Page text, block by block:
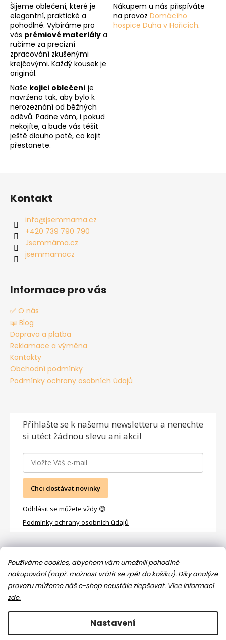
Používáme cookies, abychom vám umožnili pohodlné
nakupování (např. možnost vrátit se zpět do košíku). Díky analýze
provozu můžeme náš e-shop neustále zlepšovat. Více informací
zde.
Nastavení
Šijeme oblečení, které je
elegantní, praktické a
pohodlné. Vybíráme pro
vás prémiové materiály a
ručíme za precizní
zpracování zkušenými
krejčovými. Každý kousek je
originál.
Naše kojicí oblečení je
navrženo tak, aby bylo k
nerozeznání od běžných
oděvů. Padne vám, i pokud
nekojíte, a bude vás těšit
ještě dlouho poté, co kojit
přestanete.
Nákupem u nás přispíváte
na provoz Domácího
hospice Duha v Hořicích.
Z
Kontakt
info@jsemmama.cz
+420 739 790 790
Jsemmáma.cz
jsemmamacz
Informace pro vás
✅ O nás
📖 Blog
Doprava a platba
Reklamace a výměna
Kontakty
Obchodní podmínky
Podmínky ochrany osobních údajů
Přihlašte se k našemu newsletteru a nenechte
si utéct žádnou slevu ani akci!
Chci dostávat novinky
Odhlásit se můžete vždy 😊
Podmínky ochrany osobních údajů
Facebook